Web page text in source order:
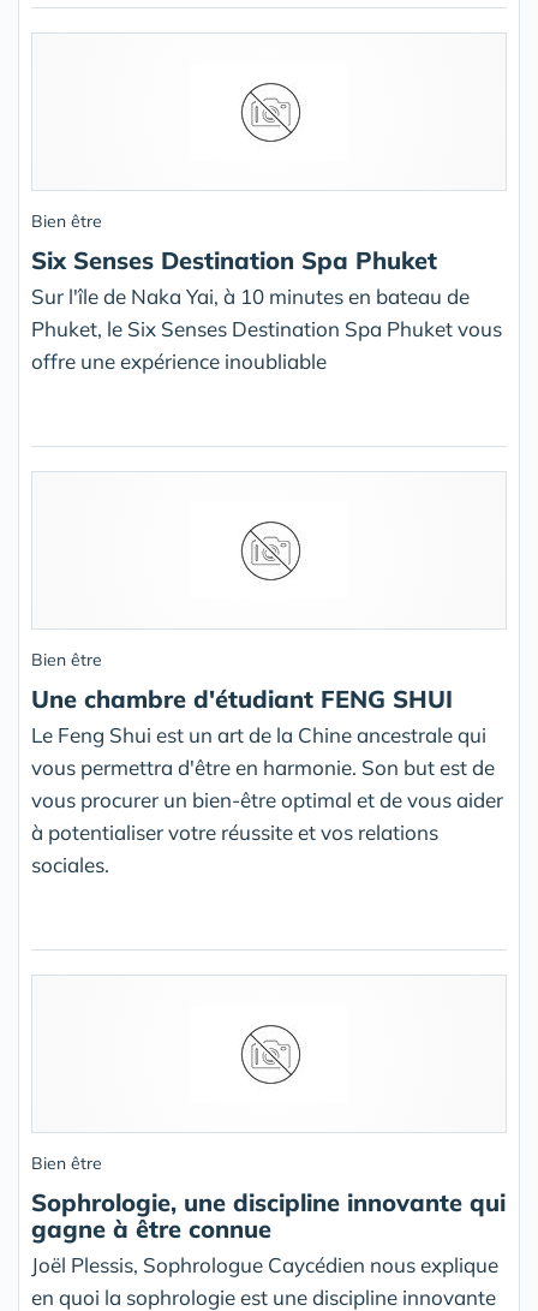
Bien être
Six Senses Destination Spa Phuket
Sur l'île de Naka Yai, à 10 minutes en bateau de
Phuket, le Six Senses Destination Spa Phuket vous
offre une expérience inoubliable
Bien être
Une chambre d'étudiant FENG SHUI
Le Feng Shui est un art de la Chine ancestrale qui
vous permettra d'être en harmonie. Son but est de
vous procurer un bien-être optimal et de vous aider
à potentialiser votre réussite et vos relations
sociales.
Bien être
Sophrologie, une discipline innovante qui
gagne à être connue
Joël Plessis, Sophrologue Caycédien nous explique
en quoi la sophrologie est une discipline innovante